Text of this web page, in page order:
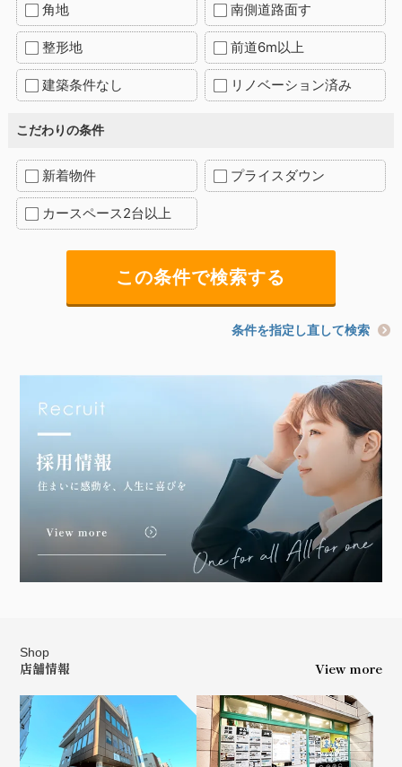
角地 南側道路面す
整形地 前道6m以上
建築条件なし リノベーション済み
こだわりの条件
新着物件 プライスダウン
カースペース2台以上
条件を指定し直して検索
Shop
店舗情報 View more